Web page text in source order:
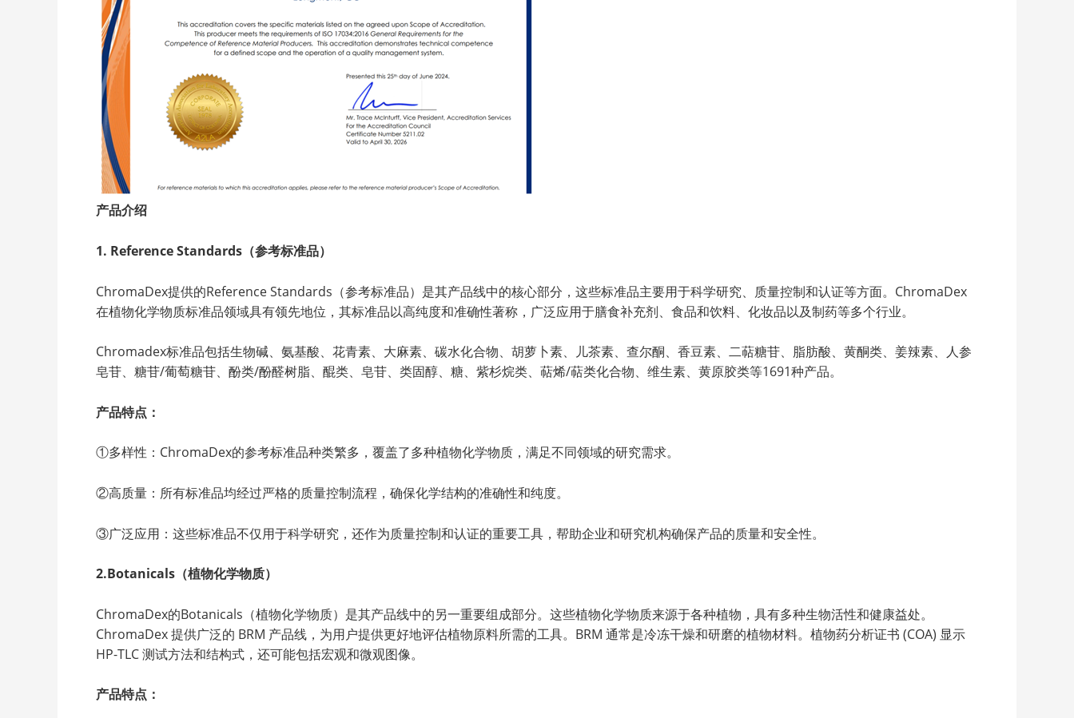
产品介绍
1. Reference Standards（参考标准品）
ChromaDex提供的Reference Standards（参考标准品）是其产品线中的核心部分，这些标准品主要用于科学研究、质量控制和认证等方面。ChromaDex
在植物化学物质标准品领域具有领先地位，其标准品以高纯度和准确性著称，广泛应用于膳食补充剂、食品和饮料、化妆品以及制药等多个行业。
Chromadex标准品包括生物碱、氨基酸、花青素、大麻素、碳水化合物、胡萝卜素、儿茶素、查尔酮、香豆素、二萜糖苷、脂肪酸、黄酮类、姜辣素、人参
皂苷、糖苷/葡萄糖苷、酚类/酚醛树脂、醌类、皂苷、类固醇、糖、紫杉烷类、萜烯/萜类化合物、维生素、黄原胶类等1691种产品。
产品特点：
①多样性：ChromaDex的参考标准品种类繁多，覆盖了多种植物化学物质，满足不同领域的研究需求。
②高质量：所有标准品均经过严格的质量控制流程，确保化学结构的准确性和纯度。
③广泛应用：这些标准品不仅用于科学研究，还作为质量控制和认证的重要工具，帮助企业和研究机构确保产品的质量和安全性。
2.Botanicals（植物化学物质）
ChromaDex的Botanicals（植物化学物质）是其产品线中的另一重要组成部分。这些植物化学物质来源于各种植物，具有多种生物活性和健康益处。
ChromaDex 提供广泛的 BRM 产品线，为用户提供更好地评估植物原料所需的工具。BRM 通常是冷冻干燥和研磨的植物材料。植物药分析证书 (COA) 显示
HP-TLC 测试方法和结构式，还可能包括宏观和微观图像。
产品特点：